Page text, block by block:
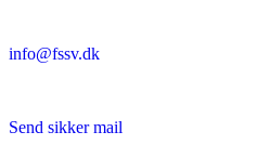
info@fssv.dk
Send sikker mail